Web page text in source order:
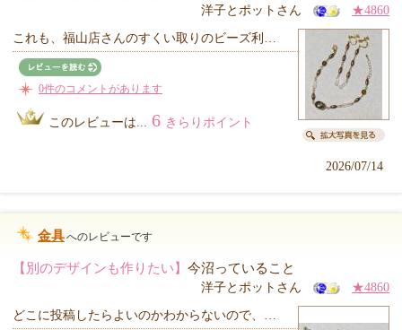
洋子とポットさん ★4860
これも、福山店さんのすくい取りのビーズ利…
0件のコメントがあります
このレビューは... 6 きらりポイント
2026/07/14
金具へのレビューです
【別のデザインも作りたい】 今沼っていること
洋子とポットさん ★4860
どこに投稿したらよいのかわからないので、…